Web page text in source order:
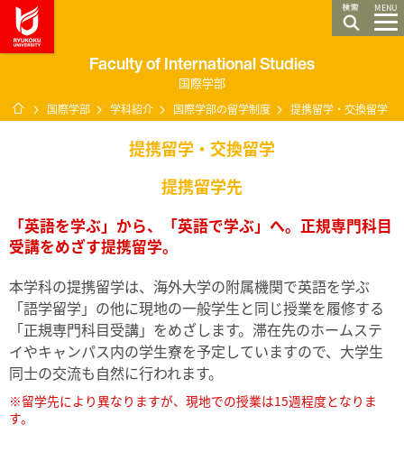
MENU
Faculty of International Studies
国際学部
ホーム
国際学部 学科紹介 国際学部の留学制度 提携留学・交換留学
提携留学・交換留学
提携留学先
「英語を学ぶ」から、「英語で学ぶ」へ。正規専門科目
受講をめざす提携留学。
本学科の提携留学は、海外大学の附属機関で英語を学ぶ
「語学留学」の他に現地の一般学生と同じ授業を履修する
「正規専門科目受講」をめざします。滞在先のホームステ
イやキャンパス内の学生寮を予定していますので、大学生
同士の交流も自然に行われます。
※留学先により異なりますが、現地での授業は15週程度となりま
す。